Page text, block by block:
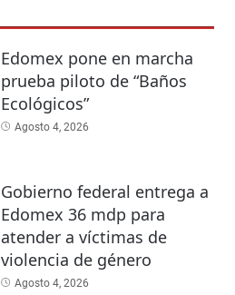
Edomex pone en marcha
prueba piloto de “Baños
Ecológicos”
Agosto 4, 2026
Gobierno federal entrega a
Edomex 36 mdp para
atender a víctimas de
violencia de género
Agosto 4, 2026